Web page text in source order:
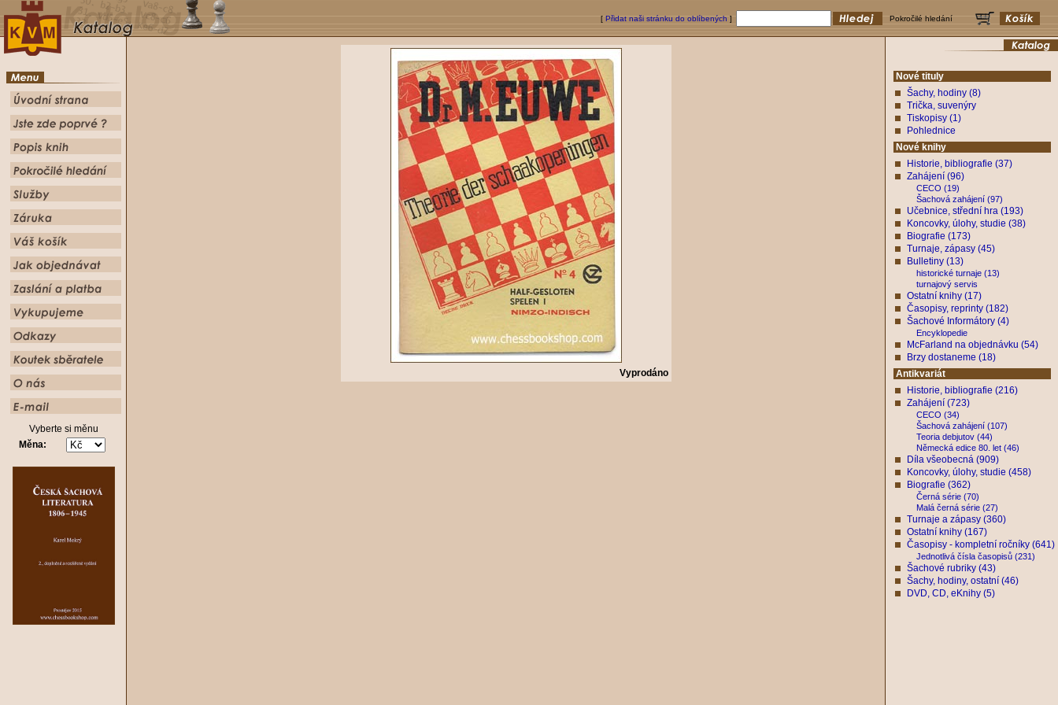
[ Přidat naši stránku do oblíbených ] Pokročilé hledání
Vyberte si měnu
Měna:
Vyprodáno
Nové tituly
Šachy, hodiny (8)
Trička, suvenýry
Tiskopisy (1)
Pohlednice
Nové knihy
Historie, bibliografie (37)
Zahájení (96)
CECO (19)
Šachová zahájení (97)
Učebnice, střední hra (193)
Koncovky, úlohy, studie (38)
Biografie (173)
Turnaje, zápasy (45)
Bulletiny (13)
historické turnaje (13)
turnajový servis
Ostatní knihy (17)
Časopisy, reprinty (182)
Šachové Informátory (4)
Encyklopedie
McFarland na objednávku (54)
Brzy dostaneme (18)
Antikvariát
Historie, bibliografie (216)
Zahájení (723)
CECO (34)
Šachová zahájení (107)
Teoria debjutov (44)
Německá edice 80. let (46)
Díla všeobecná (909)
Koncovky, úlohy, studie (458)
Biografie (362)
Černá série (70)
Malá černá série (27)
Turnaje a zápasy (360)
Ostatní knihy (167)
Časopisy - kompletní ročníky (641)
Jednotlivá čísla časopisů (231)
Šachové rubriky (43)
Šachy, hodiny, ostatní (46)
DVD, CD, eKnihy (5)